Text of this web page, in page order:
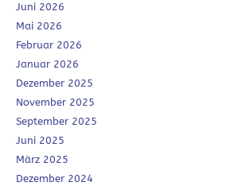
Juni 2026
Mai 2026
Februar 2026
Januar 2026
Dezember 2025
November 2025
September 2025
Juni 2025
März 2025
Dezember 2024